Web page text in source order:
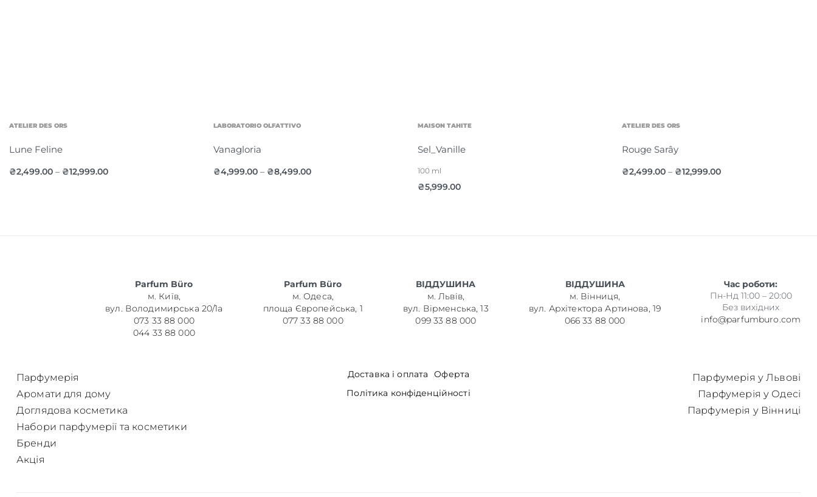
ATELIER DES ORS
Lune Feline
₴2,499.00 – ₴12,999.00
LABORATORIO OLFATTIVO
Vanagloria
₴4,999.00 – ₴8,499.00
MAISON TAHITE
Sel_Vanille
100 ml
₴5,999.00
ATELIER DES ORS
Rouge Sarây
₴2,499.00 – ₴12,999.00
Parfum Büro
м. Київ,
вул. Володимирська 20/1а
073 33 88 000
044 33 88 000
Parfum Büro
м. Одеса,
площа Європейська, 1
077 33 88 000
ВІДДУШИНА
м. Львів,
вул. Вірменська, 13
099 33 88 000
ВІДДУШИНА
м. Вінниця,
вул. Архітектора Артинова, 19
066 33 88 000
Час роботи:
Пн-Нд 11:00 – 20:00
Без вихідних
info@parfumburo.com
Парфумерія
Аромати для дому
Доглядова косметика
Набори парфумерії та косметики
Бренди
Акція
Доставка і оплата
Оферта
Політика конфіденційності
Парфумерія у Львові
Парфумерія у Одесі
Парфумерія у Вінниці